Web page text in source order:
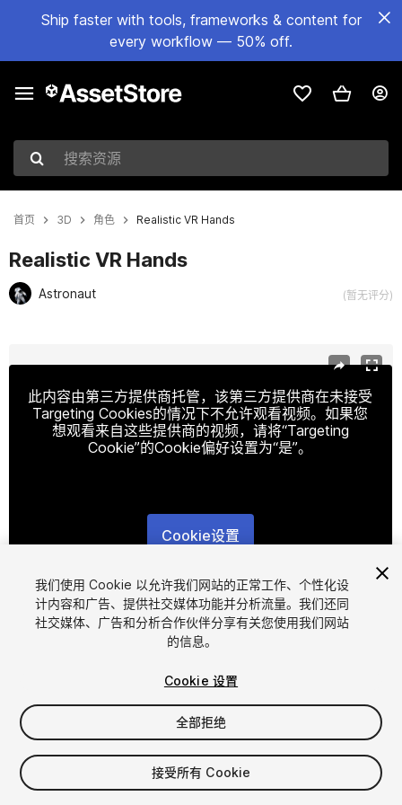
Ship faster with tools, frameworks & content for
every workflow — 50% off.
搜索资源
首页 3D 角色 Realistic VR Hands
Realistic VR Hands
Astronaut (暂无评分)
此内容由第三方提供商托管，该第三方提供商在未接受
Targeting Cookies的情况下不允许观看视频。如果您
想观看来自这些提供商的视频，请将“Targeting
Cookie”的Cookie偏好设置为“是”。
Cookie设置
1/9
$9.99
增值税将在结算时计算
我们使用 Cookie 以允许我们网站的正常工作、个性化设
计内容和广告、提供社交媒体功能并分析流量。我们还同
社交媒体、广告和分析合作伙伴分享有关您使用我们网站
的信息。
Cookie 设置
全部拒绝
接受所有 Cookie